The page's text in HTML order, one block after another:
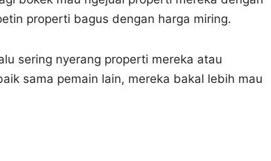
properti bagus dengan harga miring.
sering nyerang properti mereka atau
sama pemain lain, mereka bakal lebih mau